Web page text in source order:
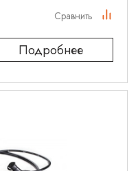
Подробнее
Сравнить